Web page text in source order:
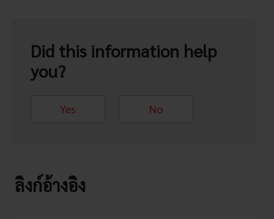
Did this information help
you?
Yes No
ลิงก์อ้างอิง